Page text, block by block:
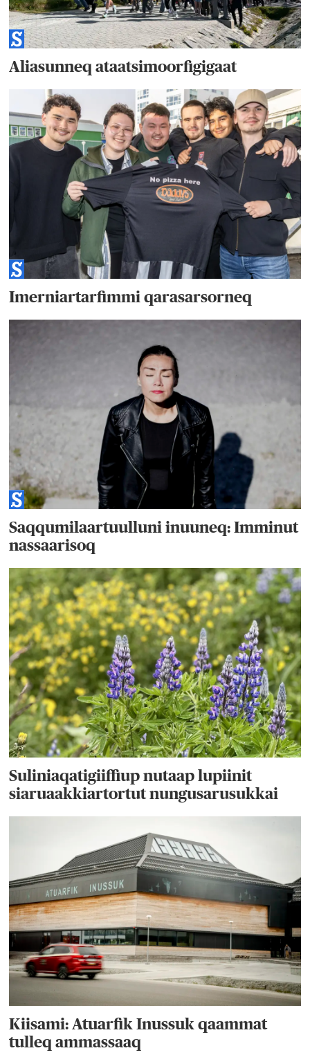
Aliasunneq ataatsimoorfigigaat
Imerniartarfimmi qarasarsorneq
Saqqumilaartuulluni inuuneq: Imminut
nassaarisoq
Suliniaqatigiiffiup nutaap lupiinit
siaruaakkiartortut nungusarusukkai
Kiisami: Atuarfik Inussuk qaammat
tulleq ammassaaq